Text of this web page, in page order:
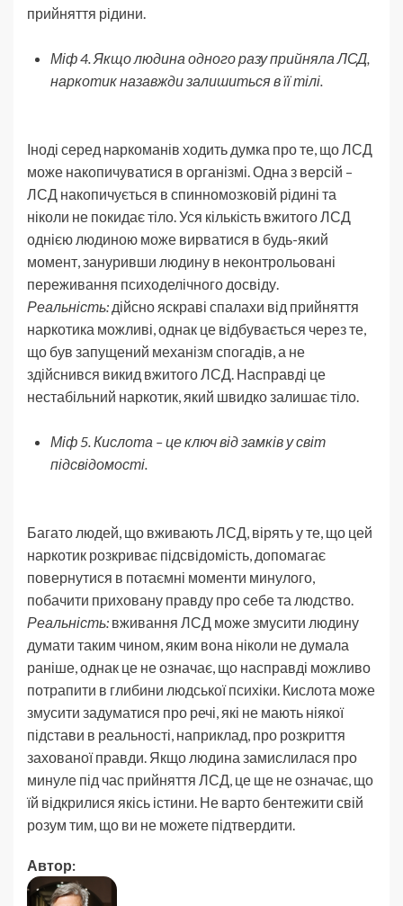
прийняття рідини.
Міф 4. Якщо людина одного разу прийняла ЛСД,
наркотик назавжди залишиться в її тілі.
Іноді серед наркоманів ходить думка про те, що ЛСД
може накопичуватися в організмі. Одна з версій –
ЛСД накопичується в спинномозковій рідині та
ніколи не покидає тіло. Уся кількість вжитого ЛСД
однією людиною може вирватися в будь-який
момент, зануривши людину в неконтрольовані
переживання психоделічного досвіду.
Реальність: дійсно яскраві спалахи від прийняття
наркотика можливі, однак це відбувається через те,
що був запущений механізм спогадів, а не
здійснився викид вжитого ЛСД. Насправді це
нестабільний наркотик, який швидко залишає тіло.
Міф 5. Кислота – це ключ від замків у світ
підсвідомості.
Багато людей, що вживають ЛСД, вірять у те, що цей
наркотик розкриває підсвідомість, допомагає
повернутися в потаємні моменти минулого,
побачити приховану правду про себе та людство.
Реальність: вживання ЛСД може змусити людину
думати таким чином, яким вона ніколи не думала
раніше, однак це не означає, що насправді можливо
потрапити в глибини людської психіки. Кислота може
змусити задуматися про речі, які не мають ніякої
підстави в реальності, наприклад, про розкриття
захованої правди. Якщо людина замислилася про
минуле під час прийняття ЛСД, це ще не означає, що
їй відкрилися якісь істини. Не варто бентежити свій
розум тим, що ви не можете підтвердити.
Автор: